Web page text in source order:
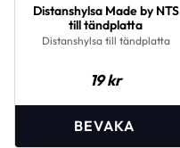
Distanshylsa Made by NTS
till tändplatta
Distanshylsa till tändplatta
19kr